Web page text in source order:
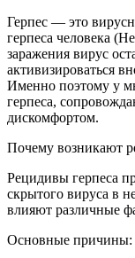
Герпес — это
герпеса человека
заражения вирус
активизироваться
Именно поэтому у
герпеса,
дискомфортом.
Почему возникают
Рецидивы герпеса
скрытого вируса в
влияют различные
Основные причины: